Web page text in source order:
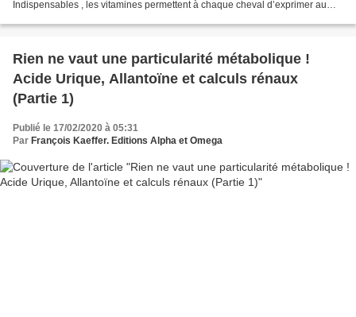
Indispensables , les vitamines permettent à chaque cheval d’exprimer au
Rien ne vaut une particularité métabolique !
Acide Urique, Allantoïne et calculs rénaux
(Partie 1)
Publié le 17/02/2020 à 05:31
Par François Kaeffer. Editions Alpha et Omega